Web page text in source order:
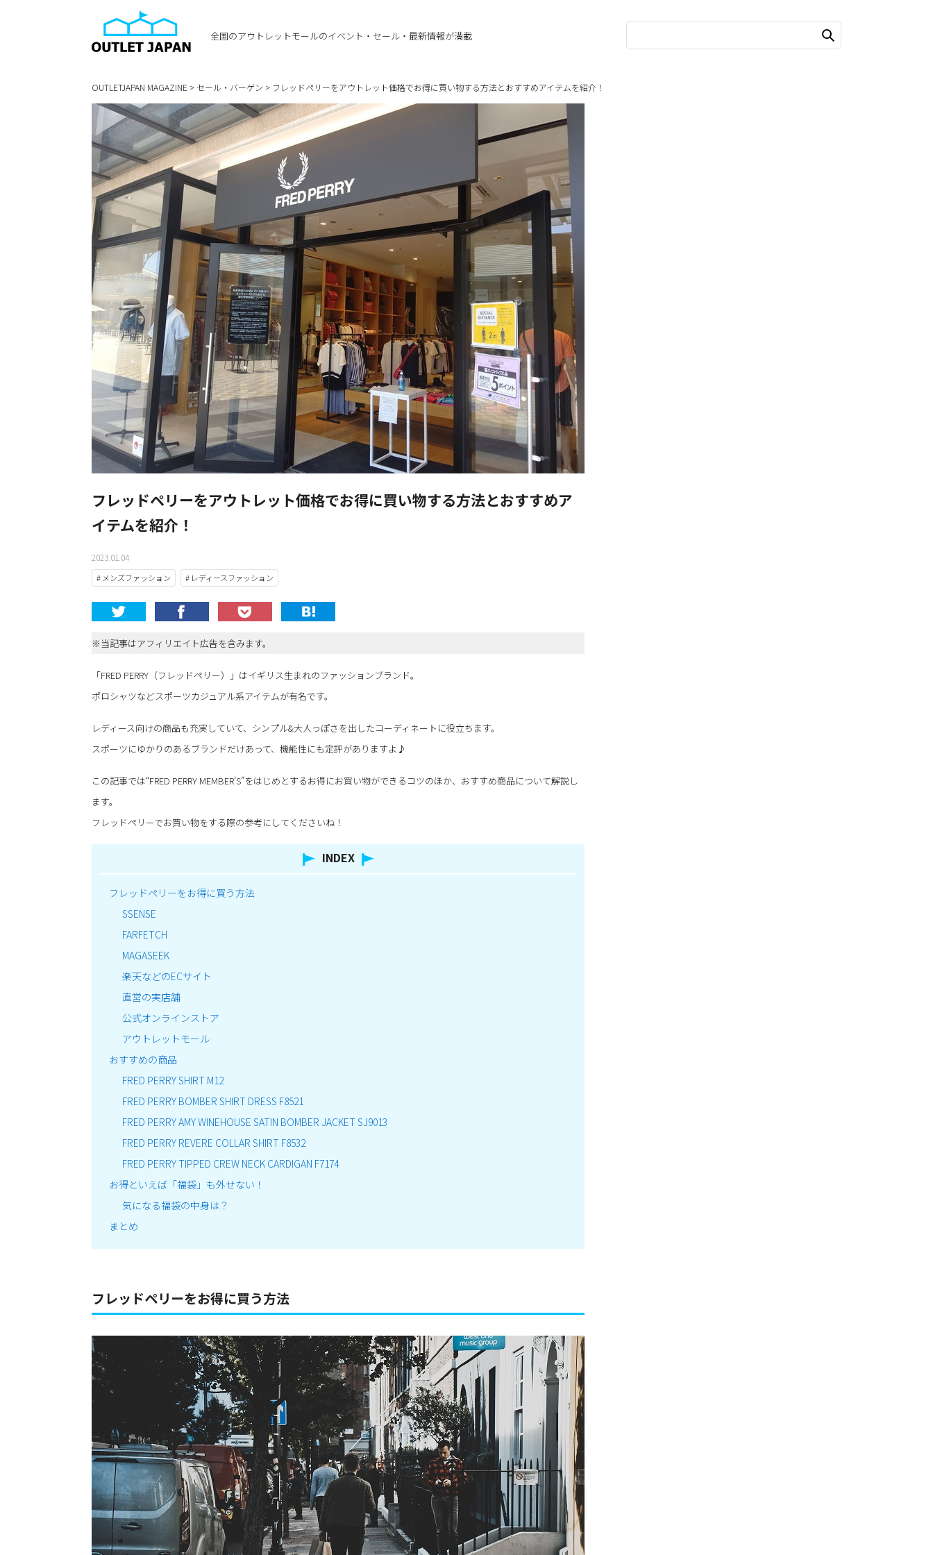
全国のアウトレットモールのイベント・セール・最新情報が満載
OUTLETJAPAN MAGAZINE > セール・バーゲン > フレッドペリーをアウトレット価格でお得に買い物する方法とおすすめアイテムを紹介！
フレッドペリーをアウトレット価格でお得に買い物する方法とおすすめア
イテムを紹介！
2023.01.04
# メンズファッション # レディースファッション
※当記事はアフィリエイト広告を含みます。
「FRED PERRY（フレッドペリー）」はイギリス生まれのファッションブランド。
ポロシャツなどスポーツカジュアル系アイテムが有名です。
レディース向けの商品も充実していて、シンプル&大人っぽさを出したコーディネートに役立ちます。
スポーツにゆかりのあるブランドだけあって、機能性にも定評がありますよ♪
この記事では“FRED PERRY MEMBER’S”をはじめとするお得にお買い物ができるコツのほか、おすすめ商品について解説し
ます。
フレッドペリーでお買い物をする際の参考にしてくださいね！
INDEX
フレッドペリーをお得に買う方法
SSENSE
FARFETCH
MAGASEEK
楽天などのECサイト
直営の実店舗
公式オンラインストア
アウトレットモール
おすすめの商品
FRED PERRY SHIRT M12
FRED PERRY BOMBER SHIRT DRESS F8521
FRED PERRY AMY WINEHOUSE SATIN BOMBER JACKET SJ9013
FRED PERRY REVERE COLLAR SHIRT F8532
FRED PERRY TIPPED CREW NECK CARDIGAN F7174
お得といえば「福袋」も外せない！
気になる福袋の中身は？
まとめ
フレッドペリーをお得に買う方法